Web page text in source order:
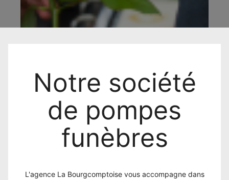
Notre société
de pompes
funèbres
L'agence La Bourgcomptoise vous accompagne dans